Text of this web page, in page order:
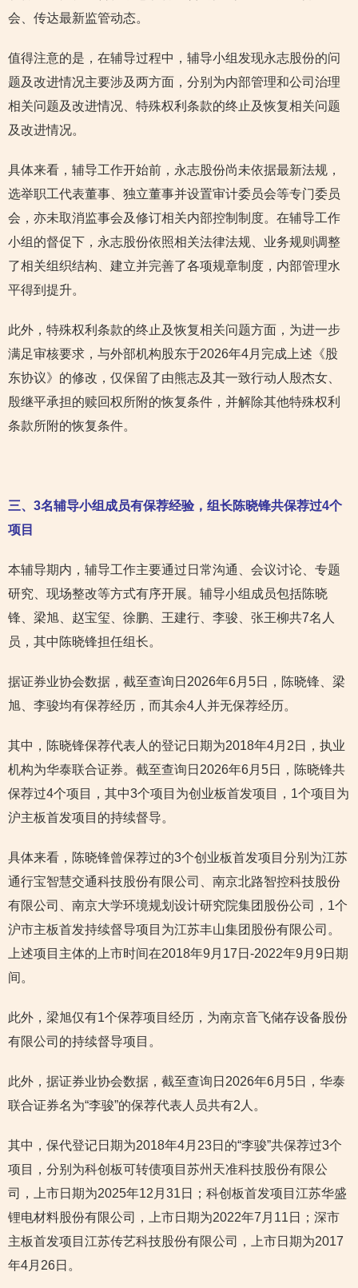
会、传达最新监管动态。
值得注意的是，在辅导过程中，辅导小组发现永志股份的问
题及改进情况主要涉及两方面，分别为内部管理和公司治理
相关问题及改进情况、特殊权利条款的终止及恢复相关问题
及改进情况。
具体来看，辅导工作开始前，永志股份尚未依据最新法规，
选举职工代表董事、独立董事并设置审计委员会等专门委员
会，亦未取消监事会及修订相关内部控制制度。在辅导工作
小组的督促下，永志股份依照相关法律法规、业务规则调整
了相关组织结构、建立并完善了各项规章制度，内部管理水
平得到提升。
此外，特殊权利条款的终止及恢复相关问题方面，为进一步
满足审核要求，与外部机构股东于2026年4月完成上述《股
东协议》的修改，仅保留了由熊志及其一致行动人殷杰女、
殷继平承担的赎回权所附的恢复条件，并解除其他特殊权利
条款所附的恢复条件。
三、3名辅导小组成员有保荐经验，组长陈晓锋共保荐过4个
项目
本辅导期内，辅导工作主要通过日常沟通、会议讨论、专题
研究、现场整改等方式有序开展。辅导小组成员包括陈晓
锋、梁旭、赵宝玺、徐鹏、王建行、李骏、张王柳共7名人
员，其中陈晓锋担任组长。
据证券业协会数据，截至查询日2026年6月5日，陈晓锋、梁
旭、李骏均有保荐经历，而其余4人并无保荐经历。
其中，陈晓锋保荐代表人的登记日期为2018年4月2日，执业
机构为华泰联合证券。截至查询日2026年6月5日，陈晓锋共
保荐过4个项目，其中3个项目为创业板首发项目，1个项目为
沪主板首发项目的持续督导。
具体来看，陈晓锋曾保荐过的3个创业板首发项目分别为江苏
通行宝智慧交通科技股份有限公司、南京北路智控科技股份
有限公司、南京大学环境规划设计研究院集团股份公司，1个
沪市主板首发持续督导项目为江苏丰山集团股份有限公司。
上述项目主体的上市时间在2018年9月17日-2022年9月9日期
间。
此外，梁旭仅有1个保荐项目经历，为南京音飞储存设备股份
有限公司的持续督导项目。
此外，据证券业协会数据，截至查询日2026年6月5日，华泰
联合证券名为“李骏”的保荐代表人员共有2人。
其中，保代登记日期为2018年4月23日的“李骏”共保荐过3个
项目，分别为科创板可转债项目苏州天准科技股份有限公
司，上市日期为2025年12月31日；科创板首发项目江苏华盛
锂电材料股份有限公司，上市日期为2022年7月11日；深市
主板首发项目江苏传艺科技股份有限公司，上市日期为2017
年4月26日。